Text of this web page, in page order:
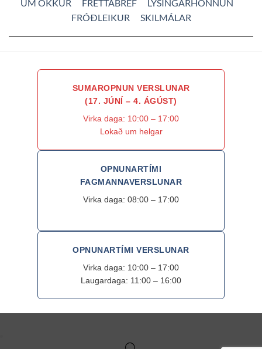
UM OKKUR FRÉTTABRÉF
LÝSINGARHÖNNUN
FRÓÐLEIKUR
SKILMÁLAR
SUMAROPNUN VERSLUNAR
(17. JÚNÍ – 4. ÁGÚST)
Virka daga: 10:00 – 17:00
Lokað um helgar
OPNUNARTÍMI
FAGMANNAVERSLUNAR
Virka daga: 08:00 – 17:00
OPNUNARTÍMI VERSLUNAR
Virka daga: 10:00 – 17:00
Laugardaga: 11:00 – 16:00